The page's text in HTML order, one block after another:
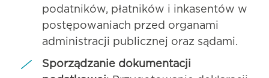
podatników, płatników i inkasentów w
postępowaniach przed organami
administracji publicznej oraz sądami.
Sporządzanie dokumentacji